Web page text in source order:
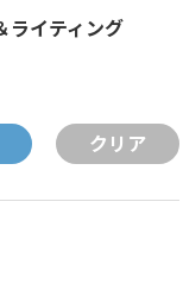
ライティング